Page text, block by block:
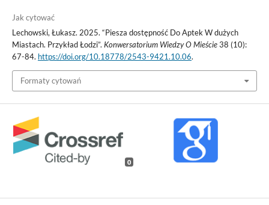
Jak cytować
Lechowski, Łukasz. 2025. “Piesza dostępność Do Aptek W dużych
Miastach. Przykład Łodzi”. Konwersatorium Wiedzy O Mieście38 (10):
67-84. https://doi.org/10.18778/2543-9421.10.06.
Formaty cytowań
0